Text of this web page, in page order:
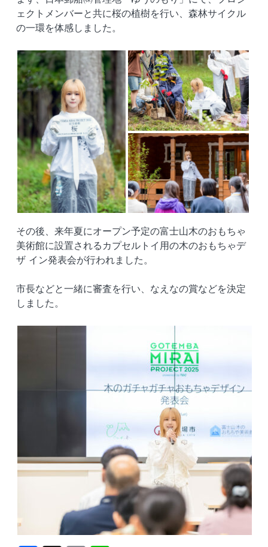
ェクトメンバーと共に桜の植樹を行い、森林サイクル
の一環を体感しました。
その後、来年夏にオープン予定の富士山木のおもちゃ
美術館に設置されるカプセルトイ用の木のおもちゃデ
ザ イン発表会が行われました。
市長などと一緒に審査を行い、なえなの賞などを決定
しました。